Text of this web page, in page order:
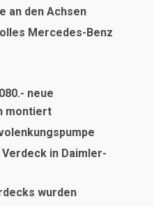
an den Achsen
Mercedes-Benz
neue
montiert
in Daimler-
wurden